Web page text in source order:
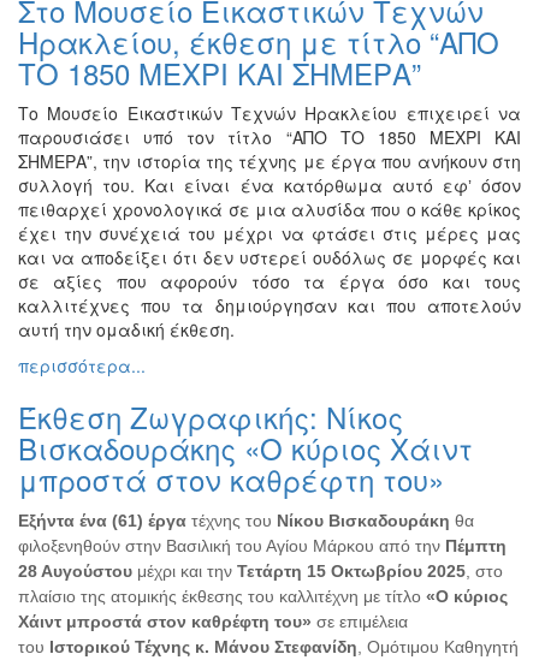
Ζωγραφική
Φωτογραφία
Τραγούδι
Μουσική
Κινηματογράφος
Χορός
Θέατρο
Παζάρι
Ειδών
Συνέδρια
Ημερίδες
Διημερίδες
Σεμινάρια-
Διαλέξεις-
Διάφορες
Εκθέσεις
Εκδηλώσεις
για
Παιδιά
Στο Μουσείο Εικαστικών Τεχνών
Ηρακλείου, έκθεση με τίτλο “ΑΠΟ
ΤΟ 1850 ΜΕΧΡΙ ΚΑΙ ΣΗΜΕΡΑ”
Το Μουσείο Εικαστικών Τεχνών Ηρακλείου επιχειρεί να
παρουσιάσει υπό τον τίτλο “ΑΠΟ ΤΟ 1850 ΜΕΧΡΙ ΚΑΙ
ΣΗΜΕΡΑ”, την ιστορία της τέχνης με έργα που ανήκουν στη
συλλογή του. Και είναι ένα κατόρθωμα αυτό εφʼ όσον
πειθαρχεί χρονολογικά σε μια αλυσίδα που ο κάθε κρίκος
έχει την συνέχειά του μέχρι να φτάσει στις μέρες μας
και να αποδείξει ότι δεν υστερεί ουδόλως σε μορφές και
σε αξίες που αφορούν τόσο τα έργα όσο και τους
καλλιτέχνες που τα δημιούργησαν και που αποτελούν
αυτή την ομαδική έκθεση.
περισσότερα...
Έκθεση Ζωγραφικής: Νίκος
Βισκαδουράκης «Ο κύριος Χάιντ
μπροστά στον καθρέφτη του»
Εξήντα ένα (61) έργα τέχνης του Νίκου Βισκαδουράκη θα
φιλοξενηθούν στην Βασιλική του Αγίου Μάρκου από την Πέμπτη
28 Αυγούστου μέχρι και την Τετάρτη 15 Οκτωβρίου 2025 , στο
πλαίσιο της ατομικής έκθεσης του καλλιτέχνη με τίτλο «Ο κύριος
Χάιντ μπροστά στον καθρέφτη του» σε επιμέλεια
του Ιστορικού Τέχνης κ. Μάνου Στεφανίδη , Ομότιμου Καθηγητή